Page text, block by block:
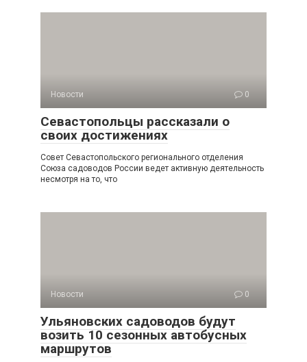
Новости 0
Севастопольцы рассказали о
своих достижениях
Совет Севастопольского регионального отделения
Союза садоводов России ведет активную деятельность
несмотря на то, что
Новости 0
Ульяновских садоводов будут
возить 10 сезонных автобусных
маршрутов